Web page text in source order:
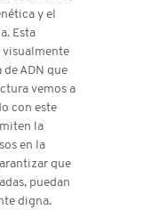
y el
Esta
ADN que
vemos a
con este
la
en la
que
puedan
digna.